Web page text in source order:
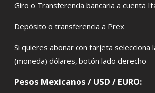
Giro o Transferencia bancaria a cuenta
Depósito o transferencia a Prex
Si quieres abonar con tarjeta selecciona
(moneda) dólares, botón lado derecho
Pesos Mexicanos / USD / EURO: